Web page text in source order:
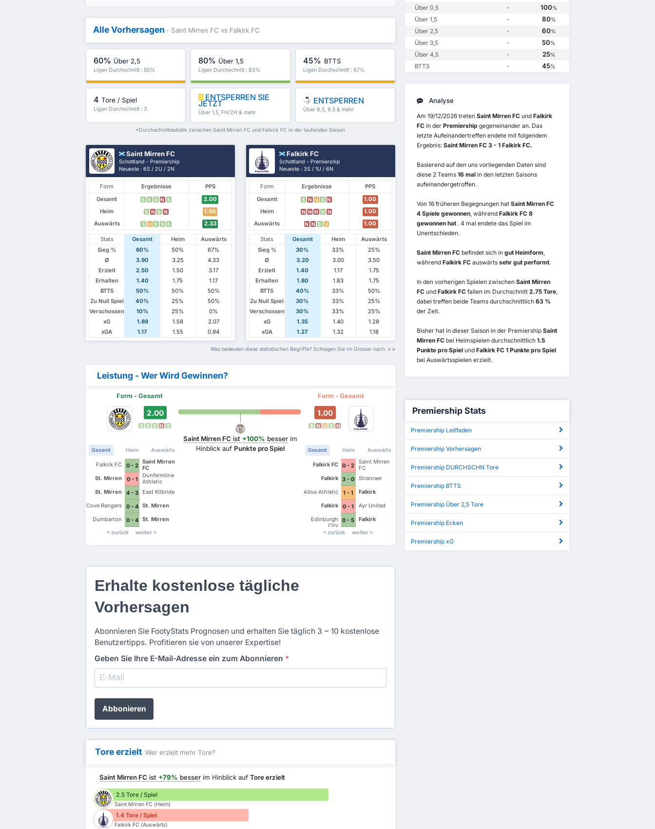
Alle Vorhersagen - Saint Mirren FC vs Falkirk FC
60% Über 2,5
Ligen Durchschnitt : 50%
80% Über 1,5
Ligen Durchschnitt : 83%
45% BTTS
Ligen Durchschnitt : 67%
4 Tore / Spiel
Ligen Durchschnitt : 3
ENTSPERREN SIE
JETZT
Über 1,5, FH/2H & mehr
ENTSPERREN
Über 8,5, 9,5 & mehr
*Durchschnittstatistik zwischen Saint Mirren FC und Falkirk FC in der laufenden Saison
Saint Mirren FC
Schottland - Premiership
Neueste : 6S / 2U / 2N
Form Ergebnisse
PPS
Gesamt
S S S N S
2.00
Heim
S N S N
1.50
Auswärts
S U S S S 2.33
Stats Gesamt Heim
Auswärts
Sieg %
60% 50%
67%
Ø
3.90 3.25
4.33
Erzielt
2.50 1.50
3.17
Erhalten
1.40 1.75
1.17
BTTS
50% 50%
50%
Zu Null Spiel
40% 25%
50%
Verschossen
10% 25%
0%
xG
1.89 1.58
2.07
xGA
1.17 1.55 0.94
Falkirk FC
Schottland - Premiership
Neueste : 3S / 1U / 6N
Form Ergebnisse
PPS
Gesamt
S N U S N
1.00
Heim
N N N S N
1.00
Auswärts
N N S U 1.00
Stats Gesamt Heim
Auswärts
Sieg %
30% 33%
25%
Ø
3.20 3.00
3.50
Erzielt
1.40 1.17
1.75
Erhalten
1.80 1.83
1.75
BTTS
40% 33%
50%
Zu Null Spiel
30% 33%
25%
Verschossen
30% 33%
25%
xG
1.35 1.40
1.28
xGA
1.27 1.32 1.18
Was bedeuten diese statistischen Begriffe? Schlagen Sie im Glossar nach.
Leistung - Wer Wird Gewinnen?
Form - Gesamt Form - Gesamt
2.00
S S S N S
Gesamt Heim Auswärts
Falkirk FC 0 - 2
Saint Mirren
FC
St. Mirren
0 - 1
Dunfermline
Athletic
St. Mirren
4 - 3
East Kilbride
Cove Rangers
0 - 4
St. Mirren
Dumbarton
0 - 4
St. Mirren
zurück
weiter
Saint Mirren FC ist +100% besserim
Hinblick auf Punkte pro Spiel
1.00
S N U S N
Gesamt Heim Auswärts
Falkirk FC 0 - 2
Saint Mirren
FC
Falkirk 3 - 0
Stranraer
Alloa Athletic
1 - 1
Falkirk
Falkirk
0 - 1
Ayr United
Edinburgh
City
0 - 5
Falkirk
zurück
weiter
Erhalte kostenlose tägliche
Vorhersagen
Abonnieren Sie FootyStats Prognosen und erhalten Sie täglich 3 ~ 10 kostenlose
Benutzertipps. Profitieren sie von unserer Expertise!
Geben Sie Ihre E-Mail-Adresse ein zum Abonnieren *
Abbonieren
Tore erzielt Wer erzielt mehr Tore?
Saint Mirren FC ist +79% besser im Hinblick aufTore erzielt
2.5 Tore / Spiel
Saint Mirren FC (Heim)
1.4 Tore / Spiel
Falkirk FC (Auswärts)
Über 0,5 - 100%
Über 1,5 - 80%
Über 2,5 - 60%
Über 3,5 - 50%
Über 4,5 - 25%
BTTS - 45%
Analyse
Am 19/12/2026 treten Saint Mirren FCund Falkirk
FCin der Premiership gegeneinander an. Das
letzte Aufeinandertreffen endete mit folgendem
Ergebnis: Saint Mirren FC 3 - 1 Falkirk FC.
Basierend auf den uns vorliegenden Daten sind
diese 2 Teams 16 malin den letzten Saisons
aufeinandergetroffen.
Von 16 früheren Begegnungen hat Saint Mirren FC
4 Spiele gewonnen, während Falkirk FC 8
gewonnen hat . 4 mal endete das Spiel im
Unentschieden.
Saint Mirren FCbefindet sich in gut Heimform,
während Falkirk FCauswärts sehr gut performt.
In den vorherigen Spielen zwischen Saint Mirren
FCund Falkirk FCfallen im Durchschnitt 2.75 Tore,
dabei treffen beide Teams durchschnittlich 63 %
der Zeit.
Bisher hat in dieser Saison in der Premiership Saint
Mirren FCbei Heimspielen durchschnittlich 1.5
Punkte pro Spielund Falkirk FC 1 Punkte pro Spiel
bei Auswärtsspielen erzielt.
Premiership Stats
Premiership Leitfaden
Premiership Vorhersagen
Premiership DURCHSCHN Tore
Premiership BTTS
Premiership Über 2,5 Tore
Premiership Ecken
Premiership xG